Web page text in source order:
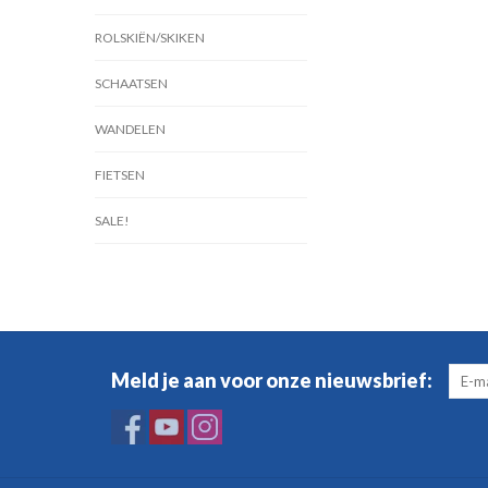
ROLSKIËN/SKIKEN
SCHAATSEN
WANDELEN
FIETSEN
SALE!
Meld je aan voor onze nieuwsbrief: